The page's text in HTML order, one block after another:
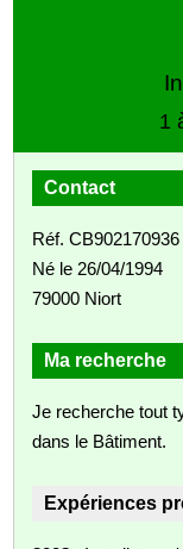
1
Contact
Réf. CB902170936
Né le 26/04/1994
79000 Niort
Ma recherche
Je recherche tout
dans le Bâtiment.
Expériences